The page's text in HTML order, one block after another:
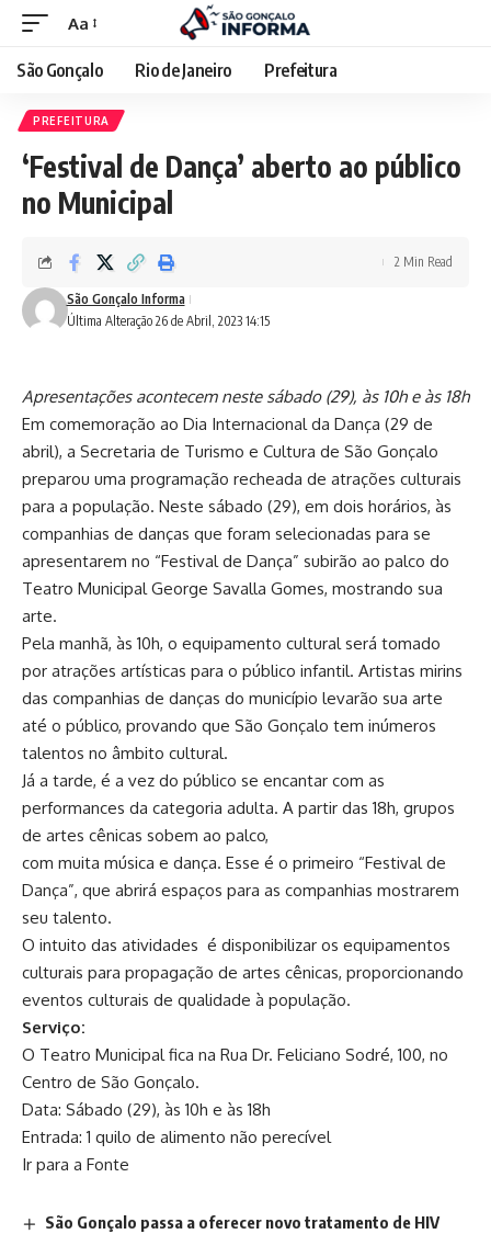
Aa
São Gonçalo Rio de Janeiro Prefeitura
PREFEITURA
‘Festival de Dança’ aberto ao público
no Municipal
Última Alteração 26 de Abril, 2023 14:15
São Gonçalo Informa
2 Min Read
Apresentações acontecem neste sábado (29), às 10h e às 18h
Em comemoração ao Dia Internacional da Dança (29 de
abril), a Secretaria de Turismo e Cultura de São Gonçalo
preparou uma programação recheada de atrações culturais
para a população. Neste sábado (29), em dois horários, às
companhias de danças que foram selecionadas para se
apresentarem no “Festival de Dança” subirão ao palco do
Teatro Municipal George Savalla Gomes, mostrando sua
arte.
Pela manhã, às 10h, o equipamento cultural será tomado
por atrações artísticas para o público infantil. Artistas mirins
das companhias de danças do município levarão sua arte
até o público, provando que São Gonçalo tem inúmeros
talentos no âmbito cultural.
Já a tarde, é a vez do público se encantar com as
performances da categoria adulta. A partir das 18h, grupos
de artes cênicas sobem ao palco,
com muita música e dança. Esse é o primeiro “Festival de
Dança”, que abrirá espaços para as companhias mostrarem
seu talento.
O intuito das atividades é disponibilizar os equipamentos
culturais para propagação de artes cênicas, proporcionando
eventos culturais de qualidade à população.
Serviço:
O Teatro Municipal fica na Rua Dr. Feliciano Sodré, 100, no
Centro de São Gonçalo.
Data: Sábado (29), às 10h e às 18h
Entrada: 1 quilo de alimento não perecível
Ir para a Fonte
São Gonçalo passa a oferecer novo tratamento de HIV